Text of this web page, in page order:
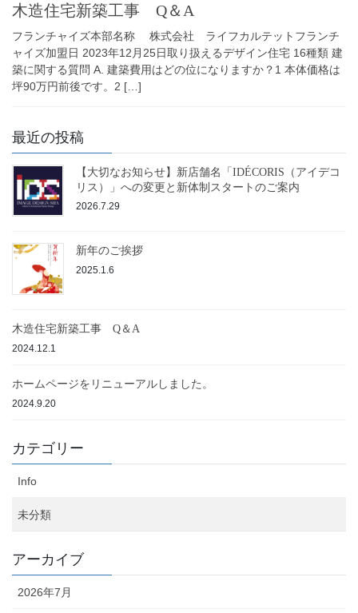
木造住宅新築工事 Q＆A
フランチャイズ本部名称 株式会社 ライフカルテットフランチ
ャイズ加盟日 2023年12月25日取り扱えるデザイン住宅 16種類 建
築に関する質問 A. 建築費用はどの位になりますか？1 本体価格は
坪90万円前後です。2 […]
最近の投稿
【大切なお知らせ】新店舗名「IDÉCORIS（アイデコ
リス）」への変更と新体制スタートのご案内
2026.7.29
新年のご挨拶
2025.1.6
木造住宅新築工事 Q＆A
2024.12.1
ホームページをリニューアルしました。
2024.9.20
カテゴリー
Info
未分類
アーカイブ
2026年7月